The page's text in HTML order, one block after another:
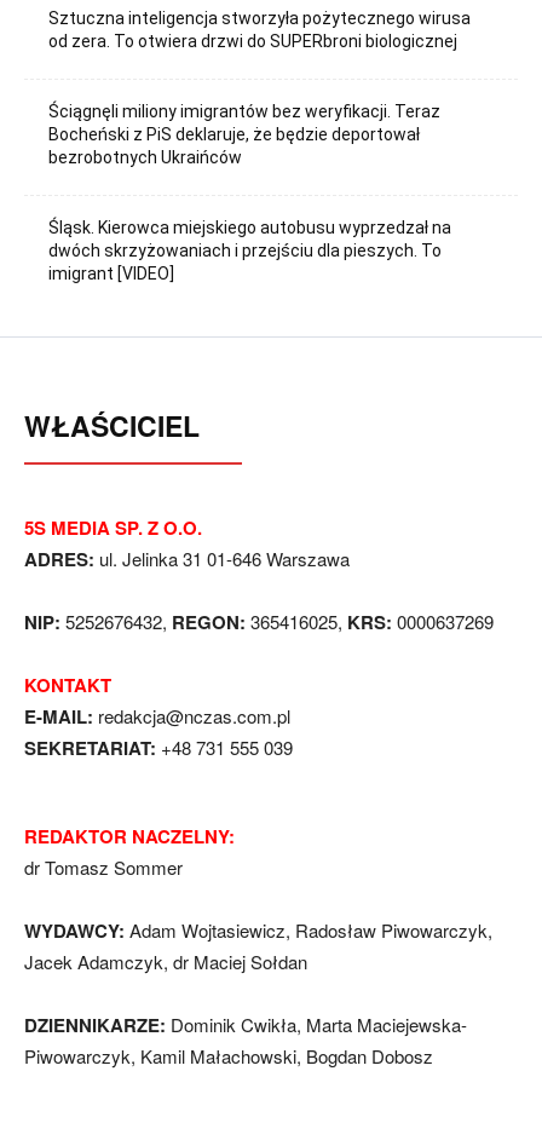
Sztuczna inteligencja stworzyła pożytecznego wirusa
od zera. To otwiera drzwi do SUPERbroni biologicznej
Ściągnęli miliony imigrantów bez weryfikacji. Teraz
Bocheński z PiS deklaruje, że będzie deportował
bezrobotnych Ukraińców
Śląsk. Kierowca miejskiego autobusu wyprzedzał na
dwóch skrzyżowaniach i przejściu dla pieszych. To
imigrant [VIDEO]
WŁAŚCICIEL
5S MEDIA SP. Z O.O.
ADRES: ul. Jelinka 31 01-646 Warszawa
NIP: 5252676432, REGON: 365416025, KRS: 0000637269
KONTAKT
E-MAIL: redakcja@nczas.com.pl
SEKRETARIAT: +48 731 555 039
REDAKTOR NACZELNY:
dr Tomasz Sommer
WYDAWCY: Adam Wojtasiewicz, Radosław Piwowarczyk,
Jacek Adamczyk, dr Maciej Sołdan
DZIENNIKARZE: Dominik Cwikła, Marta Maciejewska-
Piwowarczyk, Kamil Małachowski, Bogdan Dobosz